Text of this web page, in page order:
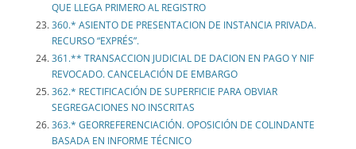
QUE LLEGA PRIMERO AL REGISTRO
360.* ASIENTO DE PRESENTACION DE INSTANCIA PRIVADA.
RECURSO “EXPRÉS”.
361.** TRANSACCION JUDICIAL DE DACION EN PAGO Y NIF
REVOCADO. CANCELACIÓN DE EMBARGO
362.* RECTIFICACIÓN DE SUPERFICIE PARA OBVIAR
SEGREGACIONES NO INSCRITAS
363.* GEORREFERENCIACIÓN. OPOSICIÓN DE COLINDANTE
BASADA EN INFORME TÉCNICO